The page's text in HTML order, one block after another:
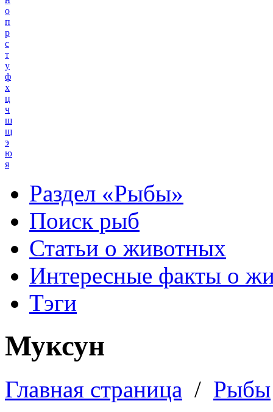
о
п
р
с
т
у
ф
х
ц
ч
ш
щ
э
ю
я
Раздел «Рыбы»
Поиск рыб
Статьи о животных
Интересные факты о
Тэги
Муксун
Главная страница / Рыбы